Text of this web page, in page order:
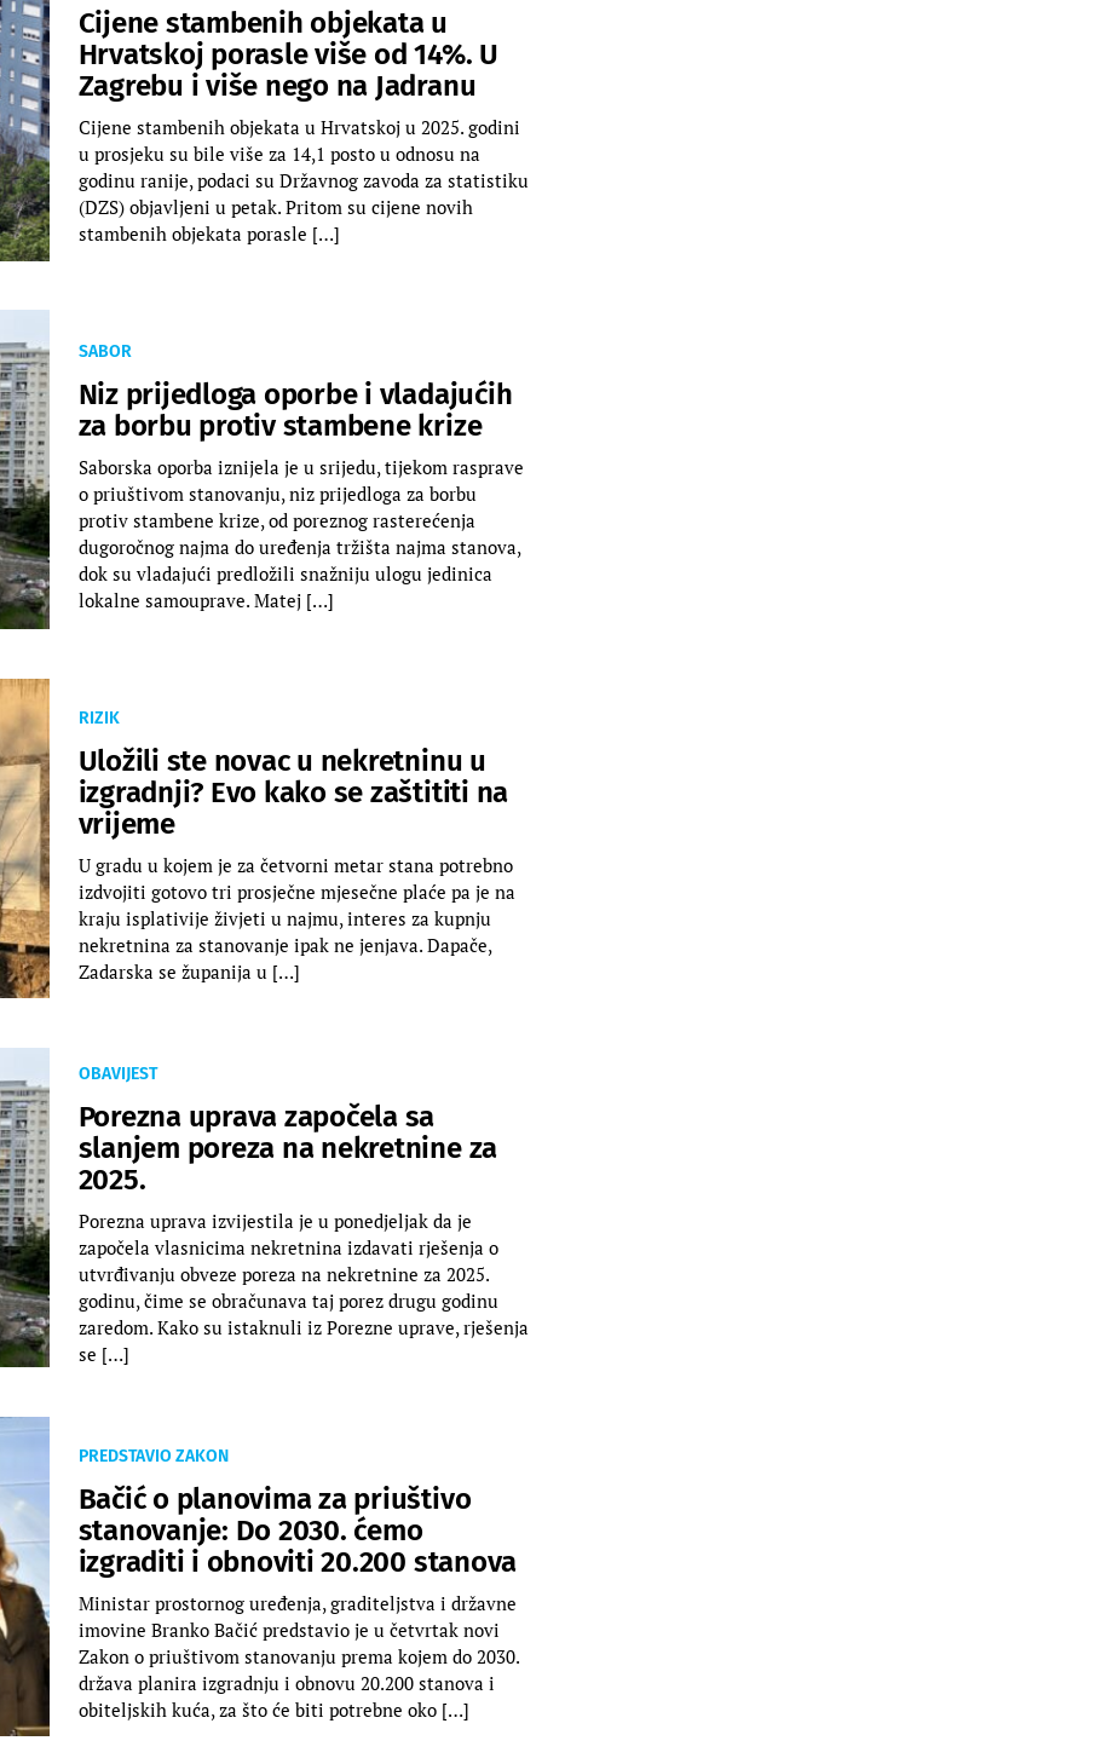
Cijene stambenih objekata u
Hrvatskoj porasle više od 14%. U
Zagrebu i više nego na Jadranu
Cijene stambenih objekata u Hrvatskoj u 2025. godini
u prosjeku su bile više za 14,1 posto u odnosu na
godinu ranije, podaci su Državnog zavoda za statistiku
(DZS) objavljeni u petak. Pritom su cijene novih
stambenih objekata porasle […]
SABOR
Niz prijedloga oporbe i vladajućih
za borbu protiv stambene krize
Saborska oporba iznijela je u srijedu, tijekom rasprave
o priuštivom stanovanju, niz prijedloga za borbu
protiv stambene krize, od poreznog rasterećenja
dugoročnog najma do uređenja tržišta najma stanova,
dok su vladajući predložili snažniju ulogu jedinica
lokalne samouprave. Matej […]
RIZIK
Uložili ste novac u nekretninu u
izgradnji? Evo kako se zaštititi na
vrijeme
U gradu u kojem je za četvorni metar stana potrebno
izdvojiti gotovo tri prosječne mjesečne plaće pa je na
kraju isplativije živjeti u najmu, interes za kupnju
nekretnina za stanovanje ipak ne jenjava. Dapače,
Zadarska se županija u […]
OBAVIJEST
Porezna uprava započela sa
slanjem poreza na nekretnine za
2025.
Porezna uprava izvijestila je u ponedjeljak da je
započela vlasnicima nekretnina izdavati rješenja o
utvrđivanju obveze poreza na nekretnine za 2025.
godinu, čime se obračunava taj porez drugu godinu
zaredom. Kako su istaknuli iz Porezne uprave, rješenja
se […]
PREDSTAVIO ZAKON
Bačić o planovima za priuštivo
stanovanje: Do 2030. ćemo
izgraditi i obnoviti 20.200 stanova
Ministar prostornog uređenja, graditeljstva i državne
imovine Branko Bačić predstavio je u četvrtak novi
Zakon o priuštivom stanovanju prema kojem do 2030.
država planira izgradnju i obnovu 20.200 stanova i
obiteljskih kuća, za što će biti potrebne oko […]